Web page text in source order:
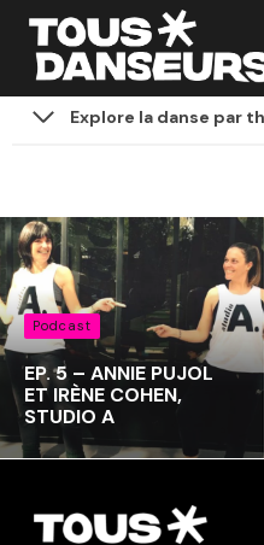
Aller
contenu
Explore la danse par
Podcast
EP. 5 – ANNIE PUJOL
ET IRÈNE COHEN,
STUDIO A